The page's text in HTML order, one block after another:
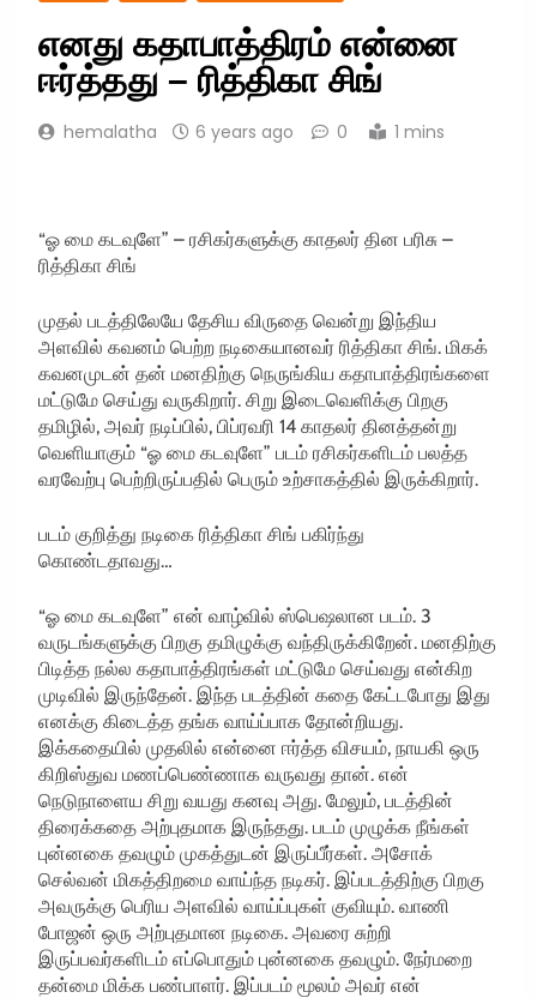
எனது கதாபாத்திரம் என்னை
ஈர்த்தது – ரித்திகா சிங்
hemalatha 6 years ago 0 1 mins
“ஓ மை கடவுளே” – ரசிகர்களுக்கு காதலர் தின பரிசு –
ரித்திகா சிங்
முதல் படத்திலேயே தேசிய விருதை வென்று இந்திய
அளவில் கவனம் பெற்ற நடிகையானவர் ரித்திகா சிங். மிகக்
கவனமுடன் தன் மனதிற்கு நெருங்கிய கதாபாத்திரங்களை
மட்டுமே செய்து வருகிறார். சிறு இடைவெளிக்கு பிறகு
தமிழில், அவர் நடிப்பில், பிப்ரவரி 14 காதலர் தினத்தன்று
வெளியாகும் “ஓ மை கடவுளே” படம் ரசிகர்களிடம் பலத்த
வரவேற்பு பெற்றிருப்பதில் பெரும் உற்சாகத்தில் இருக்கிறார்.
படம் குறித்து நடிகை ரித்திகா சிங் பகிர்ந்து
கொண்டதாவது…
“ஓ மை கடவுளே” என் வாழ்வில் ஸ்பெஷலான படம். 3
வருடங்களுக்கு பிறகு தமிழுக்கு வந்திருக்கிறேன். மனதிற்கு
பிடித்த நல்ல கதாபாத்திரங்கள் மட்டுமே செய்வது என்கிற
முடிவில் இருந்தேன். இந்த படத்தின் கதை கேட்டபோது இது
எனக்கு கிடைத்த தங்க வாய்ப்பாக தோன்றியது.
இக்கதையில் முதலில் என்னை ஈர்த்த விசயம், நாயகி ஒரு
கிறிஸ்துவ மணப்பெண்ணாக வருவது தான். என்
நெடுநாளைய சிறு வயது கனவு அது. மேலும், படத்தின்
திரைக்கதை அற்புதமாக இருந்தது. படம் முழுக்க நீங்கள்
புன்னகை தவழும் முகத்துடன் இருப்பீர்கள். அசோக்
செல்வன் மிகத்திறமை வாய்ந்த நடிகர். இப்படத்திற்கு பிறகு
அவருக்கு பெரிய அளவில் வாய்ப்புகள் குவியும். வாணி
போஜன் ஒரு அற்புதமான நடிகை. அவரை சுற்றி
இருப்பவர்களிடம் எப்பொதும் புன்னகை தவழும். நேர்மறை
தன்மை மிக்க பண்பாளர். இப்படம் மூலம் அவர் என்